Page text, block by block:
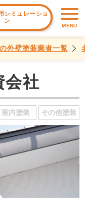
シミュレーショ
ン
MENU
外壁塗装業者一覧
会社
室内塗装 その他塗装